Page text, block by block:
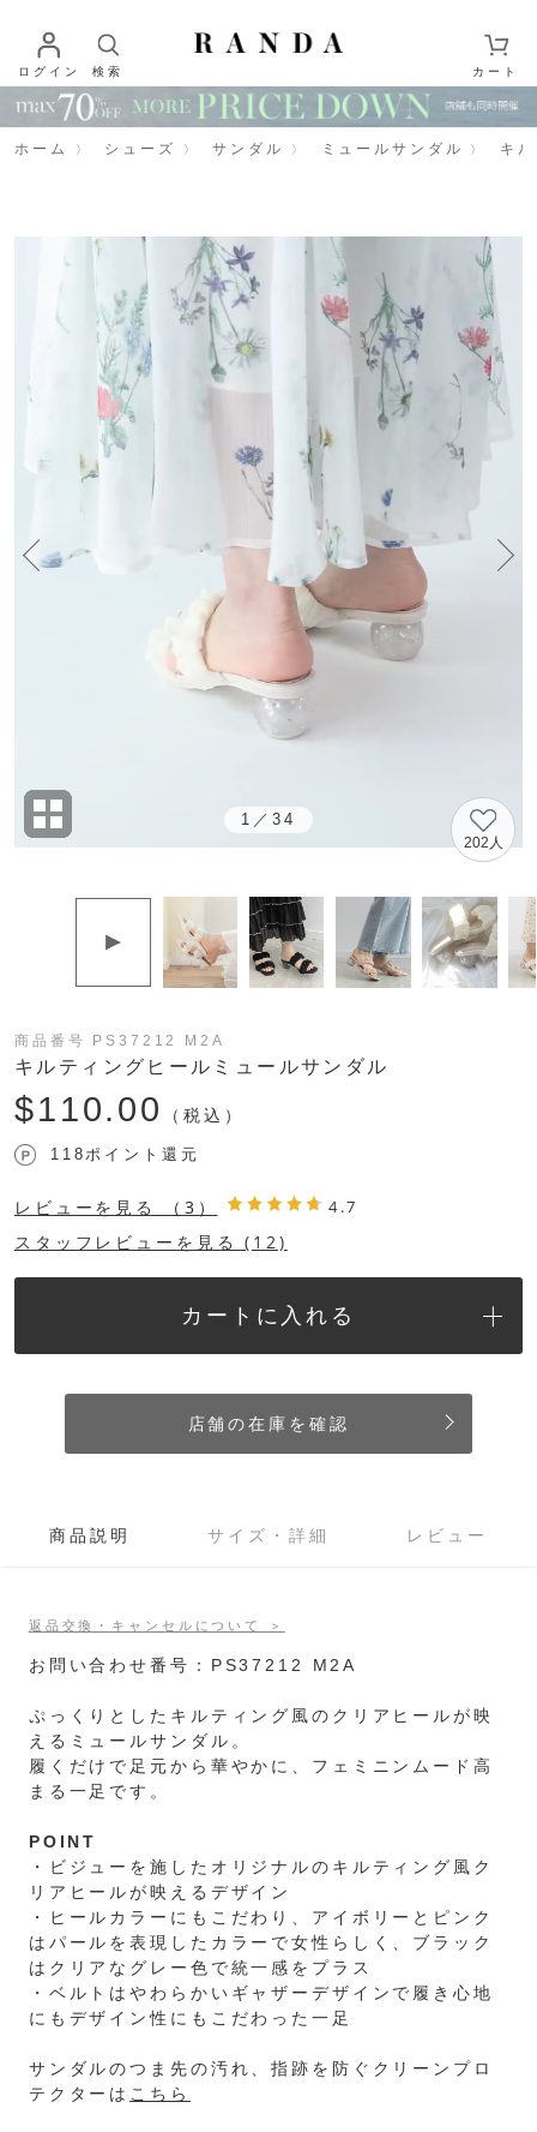
ログイン 検索 カート
ホーム シューズ サンダル ミュールサンダル キ
1 ／ 34
202人
商品番号 PS37212 M2A
キルティングヒールミュールサンダル
$‌110.00 （税込）
118ポイント還元
レビューを見る （3） 4.7
スタッフレビューを見る (12)
カートに入れる
店舗の在庫を確認
商品説明 サイズ・詳細 レビュー
返品交換・キャンセルについて ＞
お問い合わせ番号：PS37212 M2A
ぷっくりとしたキルティング風のクリアヒールが映
えるミュールサンダル。
履くだけで足元から華やかに、フェミニンムード高
まる一足です。
POINT
・ビジューを施したオリジナルのキルティング風ク
リアヒールが映えるデザイン
・ヒールカラーにもこだわり、アイボリーとピンク
はパールを表現したカラーで女性らしく、ブラック
はクリアなグレー色で統一感をプラス
・ベルトはやわらかいギャザーデザインで履き心地
にもデザイン性にもこだわった一足
サンダルのつま先の汚れ、指跡を防ぐクリーンプロ
テクターは こちら